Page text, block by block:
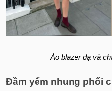
Áo blazer dạ và
Đầm yếm nhung phối